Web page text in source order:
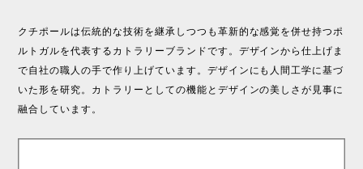
クチポールは伝統的な技術を継承しつつも革新的な感覚を併せ持つポ
ルトガルを代表するカトラリーブランドです。デザインから仕上げま
で自社の職人の手で作り上げています。デザインにも人間工学に基づ
いた形を研究。カトラリーとしての機能とデザインの美しさが見事に
融合しています。